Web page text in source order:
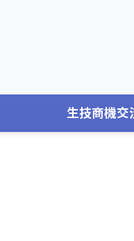
生技商機交